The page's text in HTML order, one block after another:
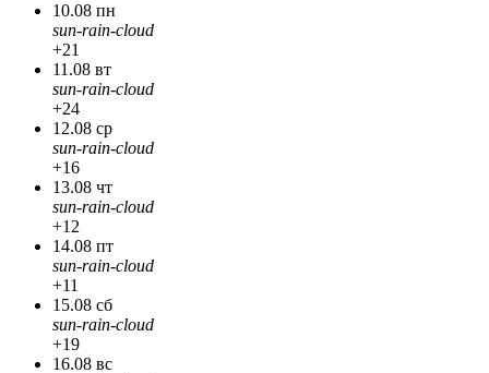
10.08 пн
sun-rain-cloud
+21
11.08 вт
sun-rain-cloud
+24
12.08 ср
sun-rain-cloud
+16
13.08 чт
sun-rain-cloud
+12
14.08 пт
sun-rain-cloud
+11
15.08 сб
sun-rain-cloud
+19
16.08 вс